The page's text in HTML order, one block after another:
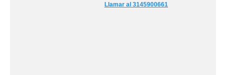
Llamar al 3145900661